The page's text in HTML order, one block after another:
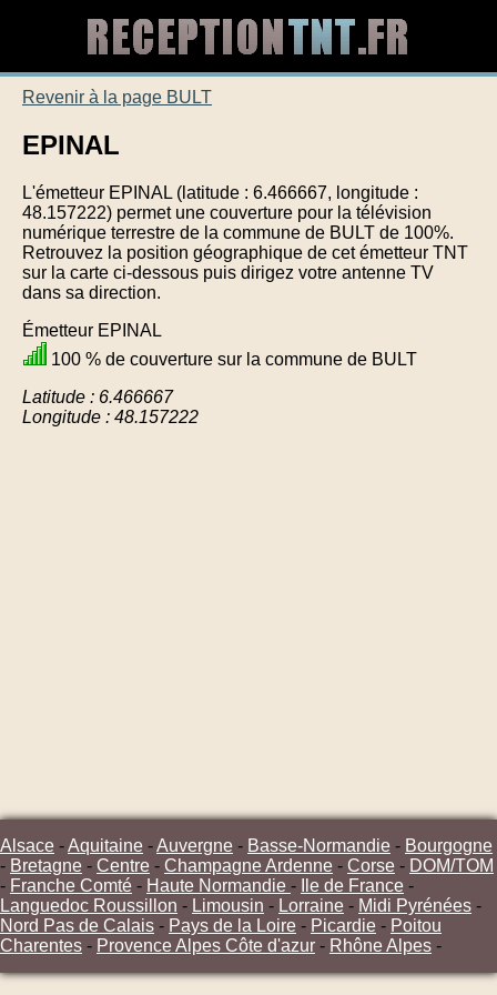
Revenir à la page BULT
EPINAL
L'émetteur EPINAL (latitude : 6.466667, longitude :
48.157222) permet une couverture pour la télévision
numérique terrestre de la commune de BULT de 100%.
Retrouvez la position géographique de cet émetteur TNT
sur la carte ci-dessous puis dirigez votre antenne TV
dans sa direction.
Émetteur EPINAL
100 % de couverture sur la commune de BULT
Latitude : 6.466667
Longitude : 48.157222
Alsace -Aquitaine -Auvergne - Basse-Normandie - Bourgogne
- Bretagne - Centre - Champagne Ardenne - Corse - DOM/TOM
- Franche Comté - Haute Normandie - Ile de France -
Languedoc Roussillon - Limousin - Lorraine - Midi Pyrénées -
Nord Pas de Calais - Pays de la Loire - Picardie - Poitou
Charentes - Provence Alpes Côte d'azur - Rhône Alpes -